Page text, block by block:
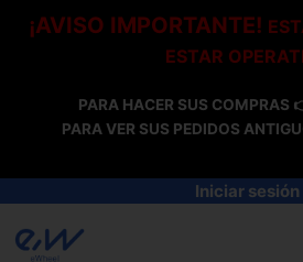
¡AVISO IMPORTANTE!
ESTAR
PARA HACER SUS COMPRAS
PARA VER SUS PEDIDOS
Iniciar sesión